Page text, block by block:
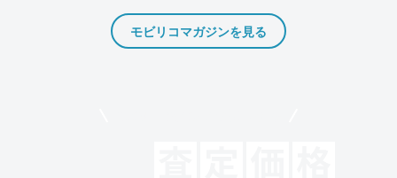
モビリコマガジンを見る